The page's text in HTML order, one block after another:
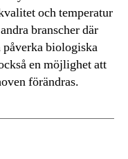
och temperatur
branscher där
biologiska
en möjlighet att
förändras.